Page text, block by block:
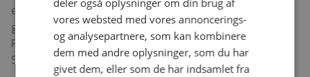
er under ansættelsen omfattet af den til enhver tid
gældende arbejdstidsaftale indgået mellem
Regionernes Lønnings- og Takstnævn og Dansk
Sygeplejeråd.
vores websted med vores annoncerings-
og analysepartnere, som kan kombinere
dem med andre oplysninger, som du har
givet dem, eller som de har indsamlet fra